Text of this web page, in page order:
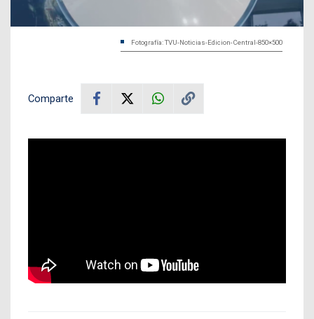
Fotografía: TVU-Noticias-Edicion-Central-850×500
Comparte